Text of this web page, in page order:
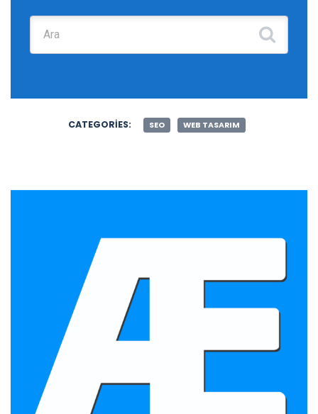
CATEGORIES: SEO WEB TASARIM